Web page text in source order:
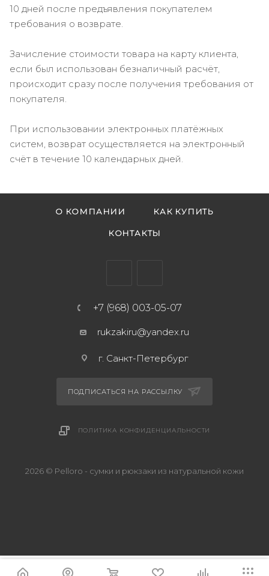
10 дней после предъявления покупателем
требования о возврате.
Зачисление стоимости товара на карту клиента,
если был использован безналичный расчёт,
происходит сразу после получения требования от
покупателя.
При использовании электронных платёжных
систем, возврат осуществляется на электронный
счёт в течение 10 календарных дней.
О КОМПАНИИ КАК КУПИТЬ
КОНТАКТЫ
+7 (968) 003-05-07
rukzakiru@yandex.ru
г. Санкт-Петербург
ПОДПИСАТЬСЯ НА РАССЫЛКУ
ПОЛИТИКА КОНФИДЕНЦИАЛЬНОСТИ
2026 © Pelloro - сумки и рюкзаки из натуральной кожи